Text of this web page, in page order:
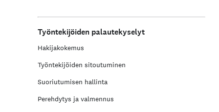
Työntekijöiden palautekyselyt
Hakijakokemus
Työntekijöiden sitoutuminen
Suoriutumisen hallinta
Perehdytys ja valmennus